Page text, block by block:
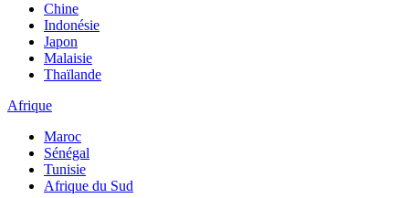
Chine
Indonésie
Japon
Malaisie
Thaïlande
Afrique
Maroc
Sénégal
Tunisie
Afrique du Sud